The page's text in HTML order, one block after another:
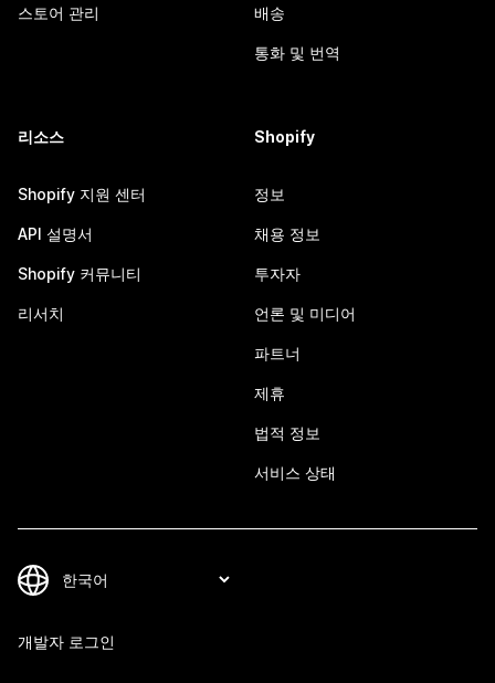
스토어 관리 배송
통화 및 번역
리소스
Shopify 지원 센터
API 설명서
Shopify 커뮤니티
리서치
Shopify
정보
채용 정보
투자자
언론 및 미디어
파트너
제휴
법적 정보
서비스 상태
개발자 로그인